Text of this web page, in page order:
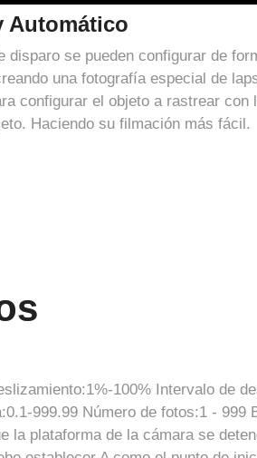
Automático
disparo se pueden configurar de
una fotografía especial de
configurar el objeto a rastrear con
Haciendo su filmación más fácil.
100% Intervalo de
999.99 Número de fotos:1 - 999
la plataforma de la cámara se